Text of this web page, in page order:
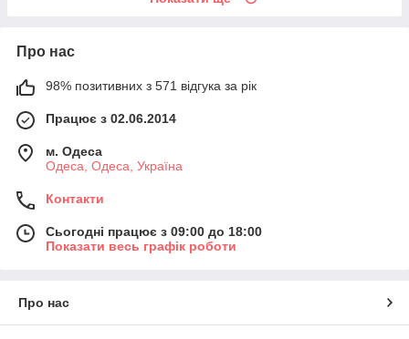
Про нас
98% позитивних з 571 відгука за рік
Працює з 02.06.2014
м. Одеса
Одеса, Одеса, Україна
Контакти
Сьогодні працює з 09:00 до 18:00
Показати весь графік роботи
Про нас